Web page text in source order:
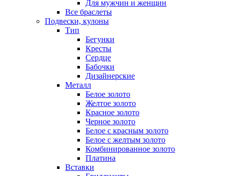
Для мужчин и женщин
Все браслеты
Подвески, кулоны
Тип
Бегунки
Кресты
Сердце
Бабочки
Дизайнерские
Металл
Белое золото
Желтое золото
Красное золото
Черное золото
Белое с красным золото
Белое с желтым золото
Комбинированное золото
Платина
Вставки